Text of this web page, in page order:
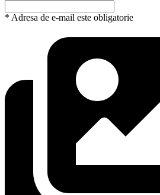
* Adresa de e-mail este obligatorie